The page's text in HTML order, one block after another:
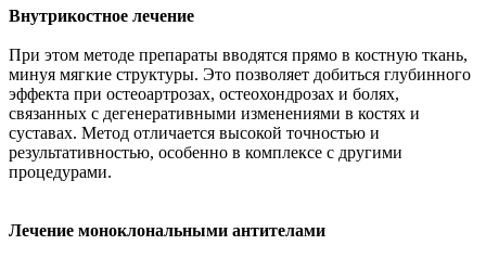
Внутрикостное лечение
При этом методе препараты вводятся прямо в костную ткань,
минуя мягкие структуры. Это позволяет добиться глубинного
эффекта при остеоартрозах, остеохондрозах и болях,
связанных с дегенеративными изменениями в костях и
суставах. Метод отличается высокой точностью и
результативностью, особенно в комплексе с другими
процедурами.
Лечение моноклональными антителами